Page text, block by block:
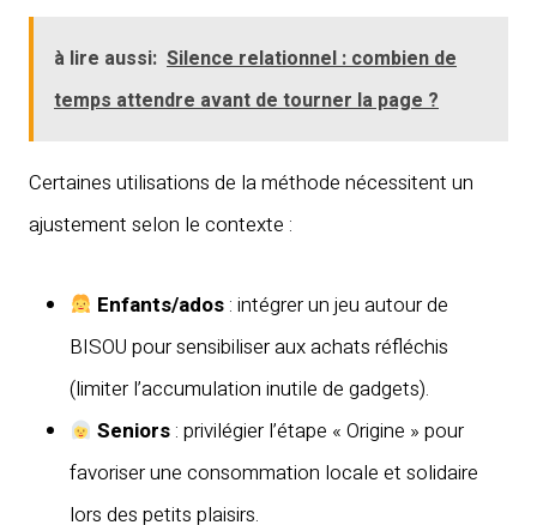
à lire aussi: Silence relationnel : combien de
temps attendre avant de tourner la page ?
Certaines utilisations de la méthode nécessitent un
ajustement selon le contexte :
Enfants/ados : intégrer un jeu autour de
BISOU pour sensibiliser aux achats réfléchis
(limiter l’accumulation inutile de gadgets).
Seniors : privilégier l’étape « Origine » pour
favoriser une consommation locale et solidaire
lors des petits plaisirs.